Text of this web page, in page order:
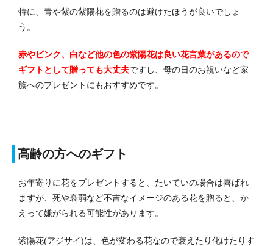
特に、青や紫の紫陽花を贈るのは避けたほうが良いでしょ
う。
赤やピンク、白など他の色の紫陽花は良い花言葉があるので
ギフトとして贈っても大丈夫ですし、母の日のお祝いなど家
族へのプレゼントにもおすすめです。
高齢の方へのギフト
お年寄りに花をプレゼントすると、たいていの場合は喜ばれ
ますが、死や衰弱など不吉なイメージのある花を贈ると、か
えって嫌がられる可能性があります。
紫陽花(アジサイ)は、色が変わる花なので衰えたり化けたりす